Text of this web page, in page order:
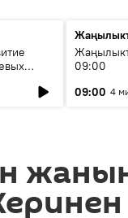
09:00
09:00 4